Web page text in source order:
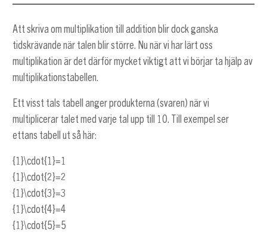
Att skriva om multiplikation till addition blir dock ganska
tidskrävande när talen blir större. Nu när vi har lärt oss
multiplikation är det därför mycket viktigt att vi börjar ta hjälp av
multiplikationstabellen.
Ett visst tals tabell anger produkterna (svaren) när vi
multiplicerar talet med varje tal upp till 10. Till exempel ser
ettans tabell ut så här:
{1}\cdot{1}=1
{1}\cdot{2}=2
{1}\cdot{3}=3
{1}\cdot{4}=4
{1}\cdot{5}=5